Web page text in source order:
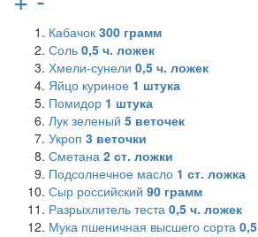
Кабачок 300 грамм
Соль 0,5 ч. ложек
Хмели-сунели 0,5 ч. ложек
Яйцо куриное 1 штука
Помидор 1 штука
Лук зеленый 5 веточек
Укроп 3 веточки
Сметана 2 ст. ложки
Подсолнечное масло 1 ст. ложка
Сыр российский 90 грамм
Разрыхлитель теста 0,5 ч. ложек
Мука пшеничная высшего сорта 0,5